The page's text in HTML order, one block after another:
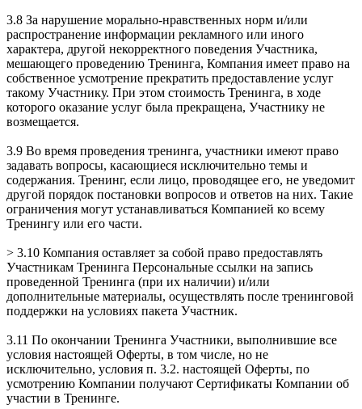
3.8 За нарушение морально-нравственных норм и/или
распространение информации рекламного или иного
характера, другой некорректного поведения Участника,
мешающего проведению Тренинга, Компания имеет право на
собственное усмотрение прекратить предоставление услуг
такому Участнику. При этом стоимость Тренинга, в ходе
которого оказание услуг была прекращена, Участнику не
возмещается.
3.9 Во время проведения тренинга, участники имеют право
задавать вопросы, касающиеся исключительно темы и
содержания. Тренинг, если лицо, проводящее его, не уведомит
другой порядок постановки вопросов и ответов на них. Такие
ограничения могут устанавливаться Компанией ко всему
Тренингу или его части.
> 3.10 Компания оставляет за собой право предоставлять
Участникам Тренинга Персональные ссылки на запись
проведенной Тренинга (при их наличии) и/или
дополнительные материалы, осуществлять после тренинговой
поддержки на условиях пакета Участник.
3.11 По окончании Тренинга Участники, выполнившие все
условия настоящей Оферты, в том числе, но не
исключительно, условия п. 3.2. настоящей Оферты, по
усмотрению Компании получают Сертификаты Компании об
участии в Тренинге.